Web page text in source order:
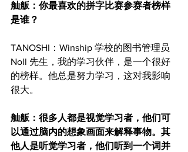
舢舨：你最喜欢的拼字比赛参赛者榜样
是谁？
TANOSHI：Winship 学校的图书管理员
Noll 先生，我的学习伙伴，是一个很好
的榜样。他总是努力学习，这对我影响
很大。
舢舨：很多人都是视觉学习者，他们可
以通过脑内的想象画面来解释事物。其
他人是听觉学习者，他们听到一个词并